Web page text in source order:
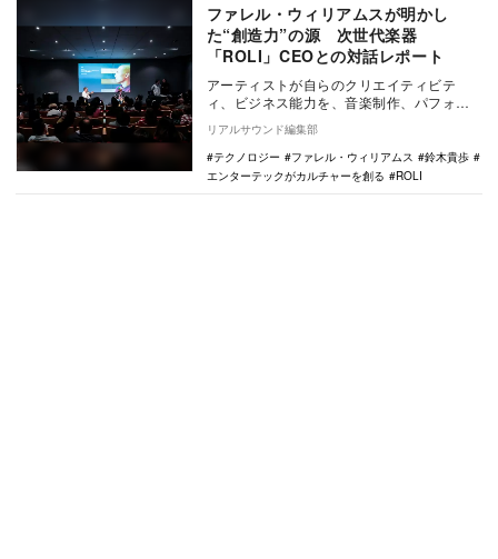
ファレル・ウィリアムスが明かし
た“創造力”の源 次世代楽器
「ROLI」CEOとの対話レポート
アーティストが自らのクリエイティビテ
ィ、ビジネス能力を、音楽制作、パフォー
マンスとは違った形で活用することが増え
ている。アーティ…
リアルサウンド編集部
テクノロジー
ファレル・ウィリアムス
鈴木貴歩
エンターテックがカルチャーを創る
ROLI